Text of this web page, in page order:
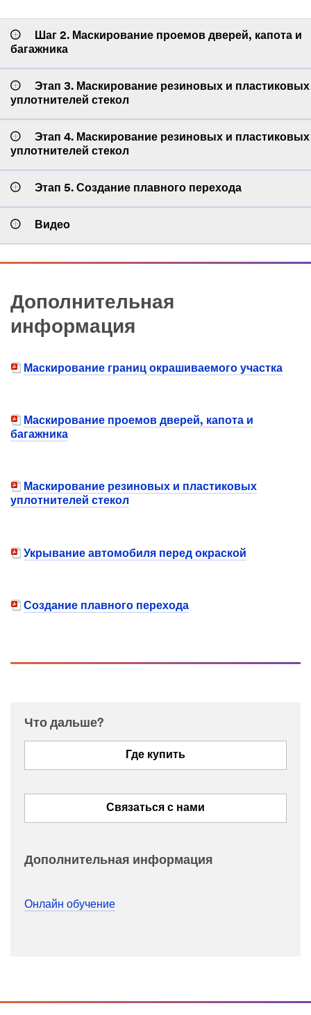
Шаг 2. Маскирование проемов дверей, капота и
багажника
Этап 3. Маскирование резиновых и пластиковых
уплотнителей стекол
Этап 4. Маскирование резиновых и пластиковых
уплотнителей стекол
Этап 5. Создание плавного перехода
Видео
Дополнительная
информация
Маскирование границ окрашиваемого участка
Маскирование проемов дверей, капота и
багажника
Маскирование резиновых и пластиковых
уплотнителей стекол
Укрывание автомобиля перед окраской
Создание плавного перехода
Что дальше?
Где купить
Связаться с нами
Дополнительная информация
Онлайн обучение